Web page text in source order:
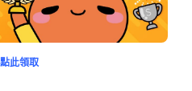
此領取